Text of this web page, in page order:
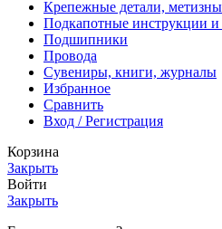
Крепежные детали,
Подкапотные инструкции
Подшипники
Провода
Сувениры, книги, журналы
Избранное
Сравнить
Вход / Регистрация
Корзина
Закрыть
Войти
Закрыть